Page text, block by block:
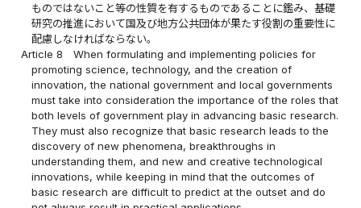
ものではないこと等の性質を有するものであることに鑑み、基礎
研究の推進において国及び地方公共団体が果たす役割の重要性に
配慮しなければならない。
Article 8
When formulating and implementing policies for
promoting science, technology, and the creation of
innovation, the national government and local governments
must take into consideration the importance of the roles that
both levels of government play in advancing basic research.
They must also recognize that basic research leads to the
discovery of new phenomena, breakthroughs in
understanding them, and new and creative technological
innovations, while keeping in mind that the outcomes of
basic research are difficult to predict at the outset and do